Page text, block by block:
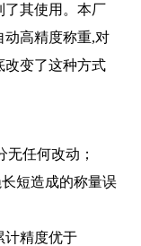
了其使用。本厂
动高精度称重,对
改变了这种方式
任何改动；
短造成的称量误
计精度优于